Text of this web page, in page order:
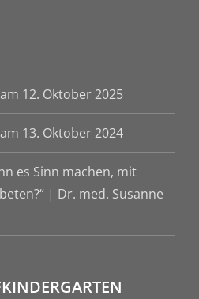
12. Oktober 2025
13. Oktober 2024
es Sinn machen, mit
| Dr. med. Susanne